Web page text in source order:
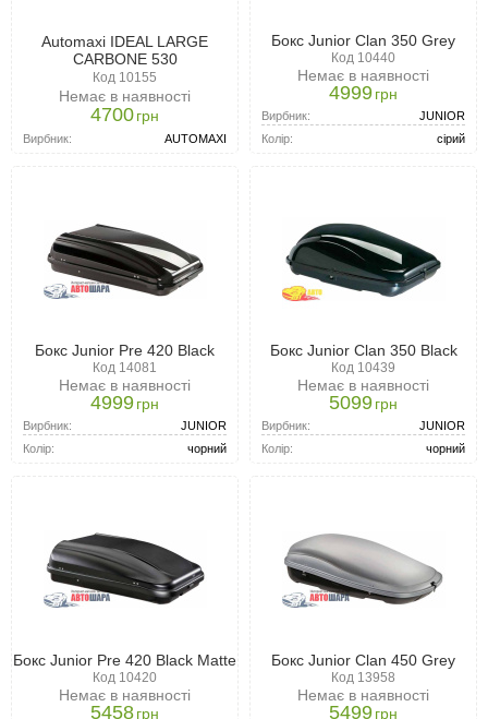
Automaxi IDEAL LARGE
CARBONE 530
Код 10155
Немає в наявності
4700грн
Вирбник: AUTOMAXI
Бокс Junior Clan 350 Grey
Код 10440
Немає в наявності
4999грн
Вирбник:
JUNIOR
Колір:
сірий
Бокс Junior Pre 420 Black
Код 14081
Немає в наявності
4999грн
Вирбник:
JUNIOR
Колір:
чорний
Бокс Junior Clan 350 Black
Код 10439
Немає в наявності
5099грн
Вирбник:
JUNIOR
Колір:
чорний
Бокс Junior Pre 420 Black Matte
Код 10420
Немає в наявності
5458грн
Бокс Junior Clan 450 Grey
Код 13958
Немає в наявності
5499грн